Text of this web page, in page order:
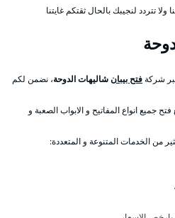
تتردد لنجيبك بالحال ثقتكم غايتنا
شركةفتح بيبانشاليهات الدوحة، نضمن لكم
جميع انواع المفاتيح و الابواب الصعبة و
من الخدمات المتنوعة و المتعددة: